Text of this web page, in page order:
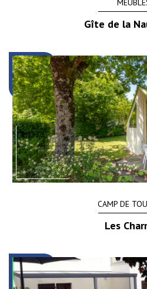
Gîte de la
CAMP DE
Les